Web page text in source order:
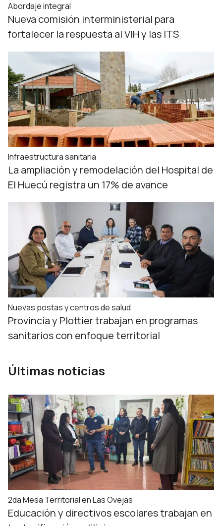
Abordaje integral
Nueva comisión interministerial para
fortalecer la respuesta al VIH y las ITS
Infraestructura sanitaria
La ampliación y remodelación del Hospital de
El Huecú registra un 17% de avance
Nuevas postas y centros de salud
Provincia y Plottier trabajan en programas
sanitarios con enfoque territorial
Últimas noticias
2da Mesa Territorial en Las Ovejas
Educación y directivos escolares trabajan en